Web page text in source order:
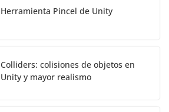
Herramienta Pincel de Unity
Colliders: colisiones de objetos en
Unity y mayor realismo